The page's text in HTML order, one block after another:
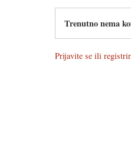
Trenutno nema
Prijavite se ili